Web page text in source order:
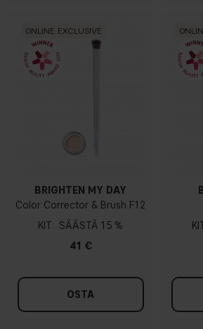
ONLINE EXCLUSIVE
BRIGHTEN MY DAY
Color Corrector & Brush F12
KIT
15 %
41 €
OSTA